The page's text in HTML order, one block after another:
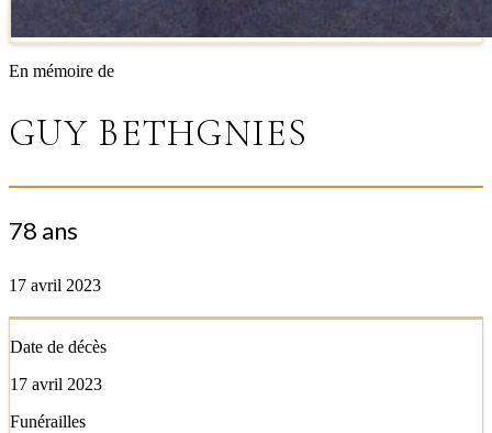
En mémoire de
GUY BETHGNIES
78 ans
17 avril 2023
Date de décès
17 avril 2023
Funérailles